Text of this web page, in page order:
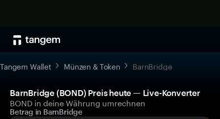
Tangem Wallet Münzen & Token BarnBridge
BarnBridge (BOND) Preis heute — Live-Konverter
BOND in deine Währung umrechnen
Betrag in BarnBridge